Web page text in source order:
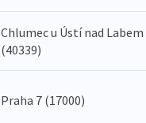
Chlumec u Ústí nad Labem
(40339)
Praha 7 (17000)